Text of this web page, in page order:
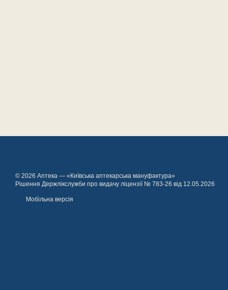
© 2026 Аптека — «Київська аптекарська мануфактура»
Рішення Держлікслужби про видачу ліцензії № 783-26 від 12.05.2026
Мобільна версія